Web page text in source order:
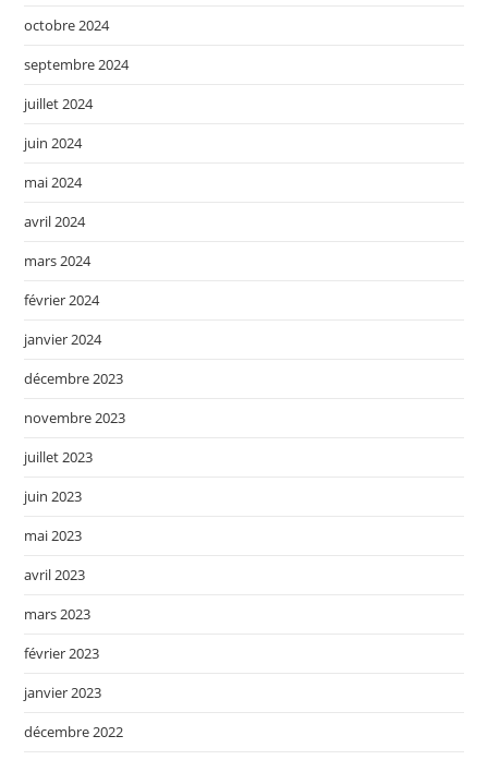
octobre 2024
septembre 2024
juillet 2024
juin 2024
mai 2024
avril 2024
mars 2024
février 2024
janvier 2024
décembre 2023
novembre 2023
juillet 2023
juin 2023
mai 2023
avril 2023
mars 2023
février 2023
janvier 2023
décembre 2022